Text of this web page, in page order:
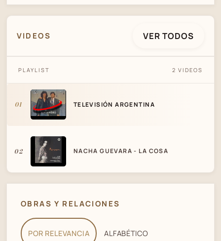
VIDEOS VER TODOS
PLAYLIST 2 VIDEOS
01 TELEVISIÓN ARGENTINA
02 NACHA GUEVARA - LA COSA
OBRAS Y RELACIONES
POR RELEVANCIA ALFABÉTICO